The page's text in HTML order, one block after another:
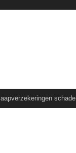
aapverzekeringen schade